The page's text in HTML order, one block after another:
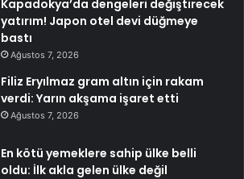
Kapadokya’da dengeleri değiştirecek
yatırım! Japon otel devi düğmeye
bastı
Ağustos 7, 2026
Filiz Eryılmaz gram altın için rakam
verdi: Yarın akşama işaret etti
Ağustos 7, 2026
En kötü yemeklere sahip ülke belli
oldu: İlk akla gelen ülke değil